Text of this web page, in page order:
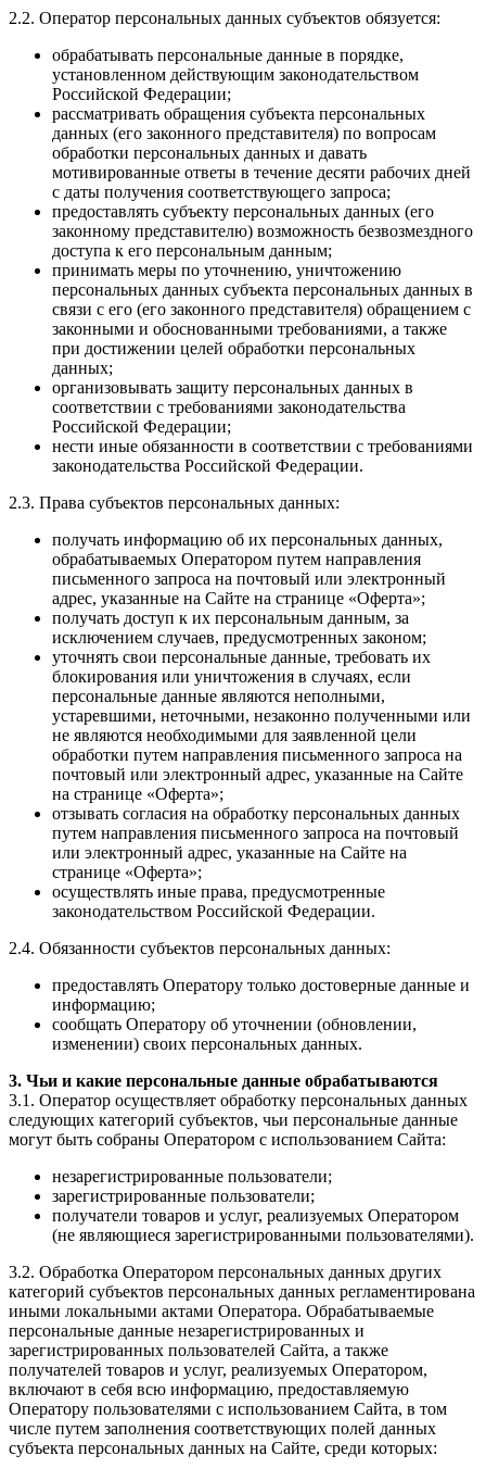
2.2. Оператор персональных данных субъектов обязуется:
обрабатывать персональные данные в порядке,
установленном действующим законодательством
Российской Федерации;
рассматривать обращения субъекта персональных
данных (его законного представителя) по вопросам
обработки персональных данных и давать
мотивированные ответы в течение десяти рабочих дней
с даты получения соответствующего запроса;
предоставлять субъекту персональных данных (его
законному представителю) возможность безвозмездного
доступа к его персональным данным;
принимать меры по уточнению, уничтожению
персональных данных субъекта персональных данных в
связи с его (его законного представителя) обращением с
законными и обоснованными требованиями, а также
при достижении целей обработки персональных
данных;
организовывать защиту персональных данных в
соответствии с требованиями законодательства
Российской Федерации;
нести иные обязанности в соответствии с требованиями
законодательства Российской Федерации.
2.3. Права субъектов персональных данных:
получать информацию об их персональных данных,
обрабатываемых Оператором путем направления
письменного запроса на почтовый или электронный
адрес, указанные на Сайте на странице «Оферта»;
получать доступ к их персональным данным, за
исключением случаев, предусмотренных законом;
уточнять свои персональные данные, требовать их
блокирования или уничтожения в случаях, если
персональные данные являются неполными,
устаревшими, неточными, незаконно полученными или
не являются необходимыми для заявленной цели
обработки путем направления письменного запроса на
почтовый или электронный адрес, указанные на Сайте
на странице «Оферта»;
отзывать согласия на обработку персональных данных
путем направления письменного запроса на почтовый
или электронный адрес, указанные на Сайте на
странице «Оферта»;
осуществлять иные права, предусмотренные
законодательством Российской Федерации.
2.4. Обязанности субъектов персональных данных:
предоставлять Оператору только достоверные данные и
информацию;
сообщать Оператору об уточнении (обновлении,
изменении) своих персональных данных.
3. Чьи и какие персональные данные обрабатываются
3.1. Оператор осуществляет обработку персональных данных
следующих категорий субъектов, чьи персональные данные
могут быть собраны Оператором с использованием Сайта:
незарегистрированные пользователи;
зарегистрированные пользователи;
получатели товаров и услуг, реализуемых Оператором
(не являющиеся зарегистрированными пользователями).
3.2. Обработка Оператором персональных данных других
категорий субъектов персональных данных регламентирована
иными локальными актами Оператора. Обрабатываемые
персональные данные незарегистрированных и
зарегистрированных пользователей Сайта, а также
получателей товаров и услуг, реализуемых Оператором,
включают в себя всю информацию, предоставляемую
Оператору пользователями с использованием Сайта, в том
числе путем заполнения соответствующих полей данных
субъекта персональных данных на Сайте, среди которых: